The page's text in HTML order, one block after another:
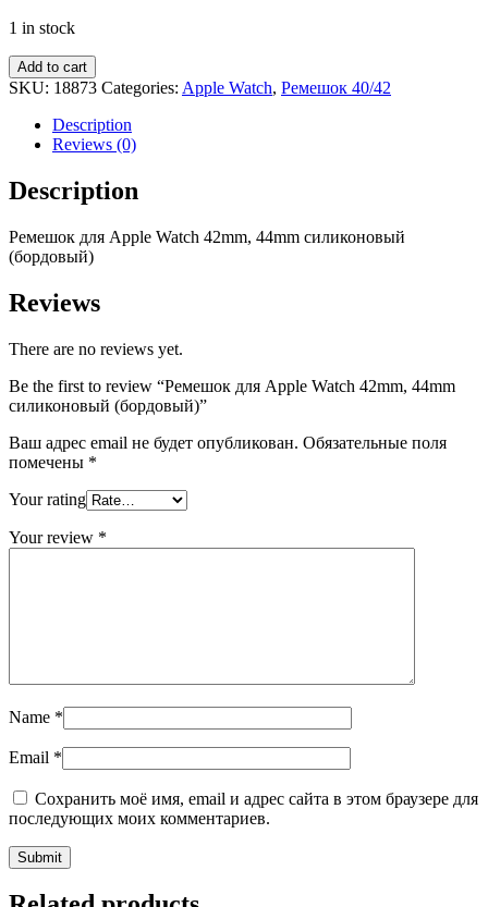
1 in stock
Add to cart
SKU: 18873 Categories: Apple Watch, Ремешок 40/42
Description
Reviews (0)
Description
Ремешок для Apple Watch 42mm, 44mm силиконовый
(бордовый)
Reviews
There are no reviews yet.
Be the first to review “Ремешок для Apple Watch 42mm, 44mm
силиконовый (бордовый)”
Ваш адрес email не будет опубликован. Обязательные поля
помечены *
Your rating
Your review *
Name *
Email *
Сохранить моё имя, email и адрес сайта в этом браузере для
последующих моих комментариев.